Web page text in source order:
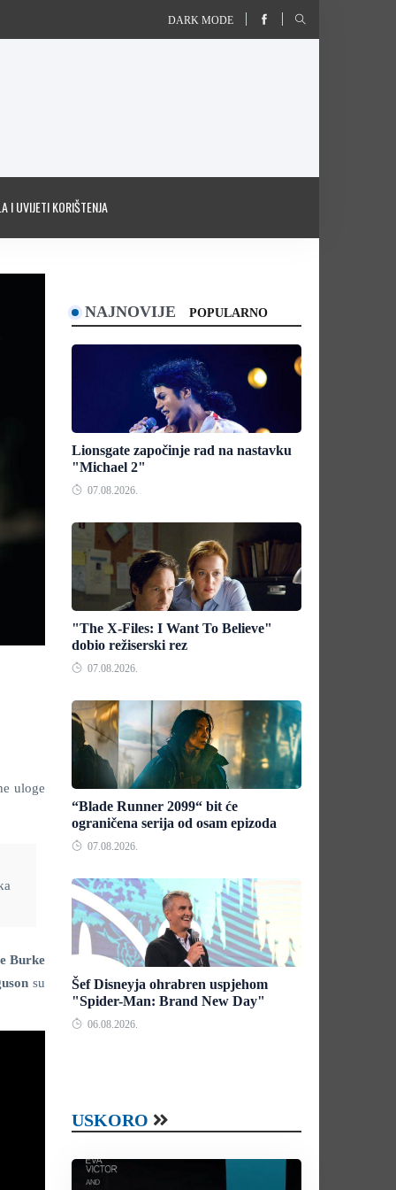
DARK MODE
I UVIJETI KORIŠTENJA
uloge
Burke
su
NAJNOVIJE POPULARNO
Lionsgate započinje rad na nastavku
"Michael 2"
07.08.2026.
"The X-Files: I Want To Believe"
dobio režiserski rez
07.08.2026.
“Blade Runner 2099“ bit će
ograničena serija od osam epizoda
07.08.2026.
Šef Disneyja ohrabren uspjehom
"Spider-Man: Brand New Day"
06.08.2026.
USKORO